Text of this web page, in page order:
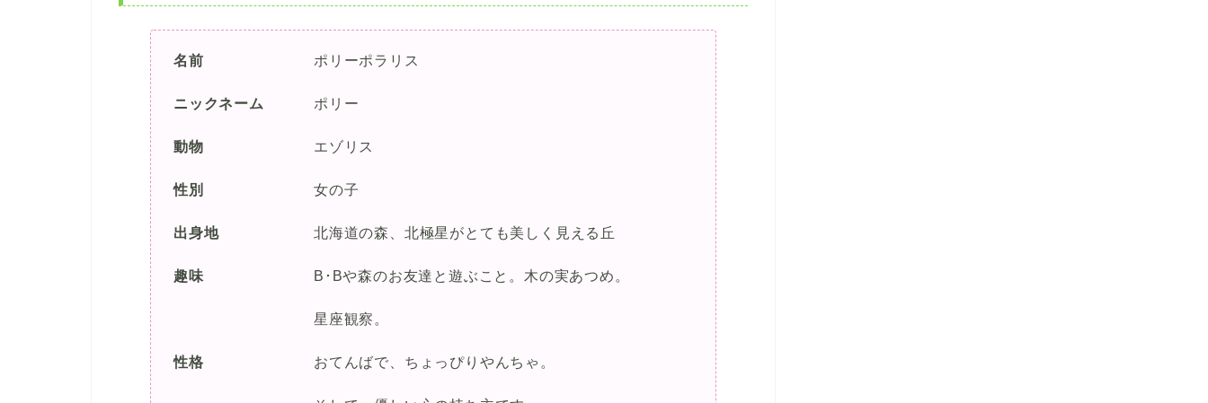
名前 ポリーポラリス
ニックネーム ポリー
動物 エゾリス
性別 女の子
出身地 北海道の森、北極星がとても美しく見える丘
趣味 B･Bや森のお友達と遊ぶこと。木の実あつめ。
星座観察。
性格 おてんばで、ちょっぴりやんちゃ。